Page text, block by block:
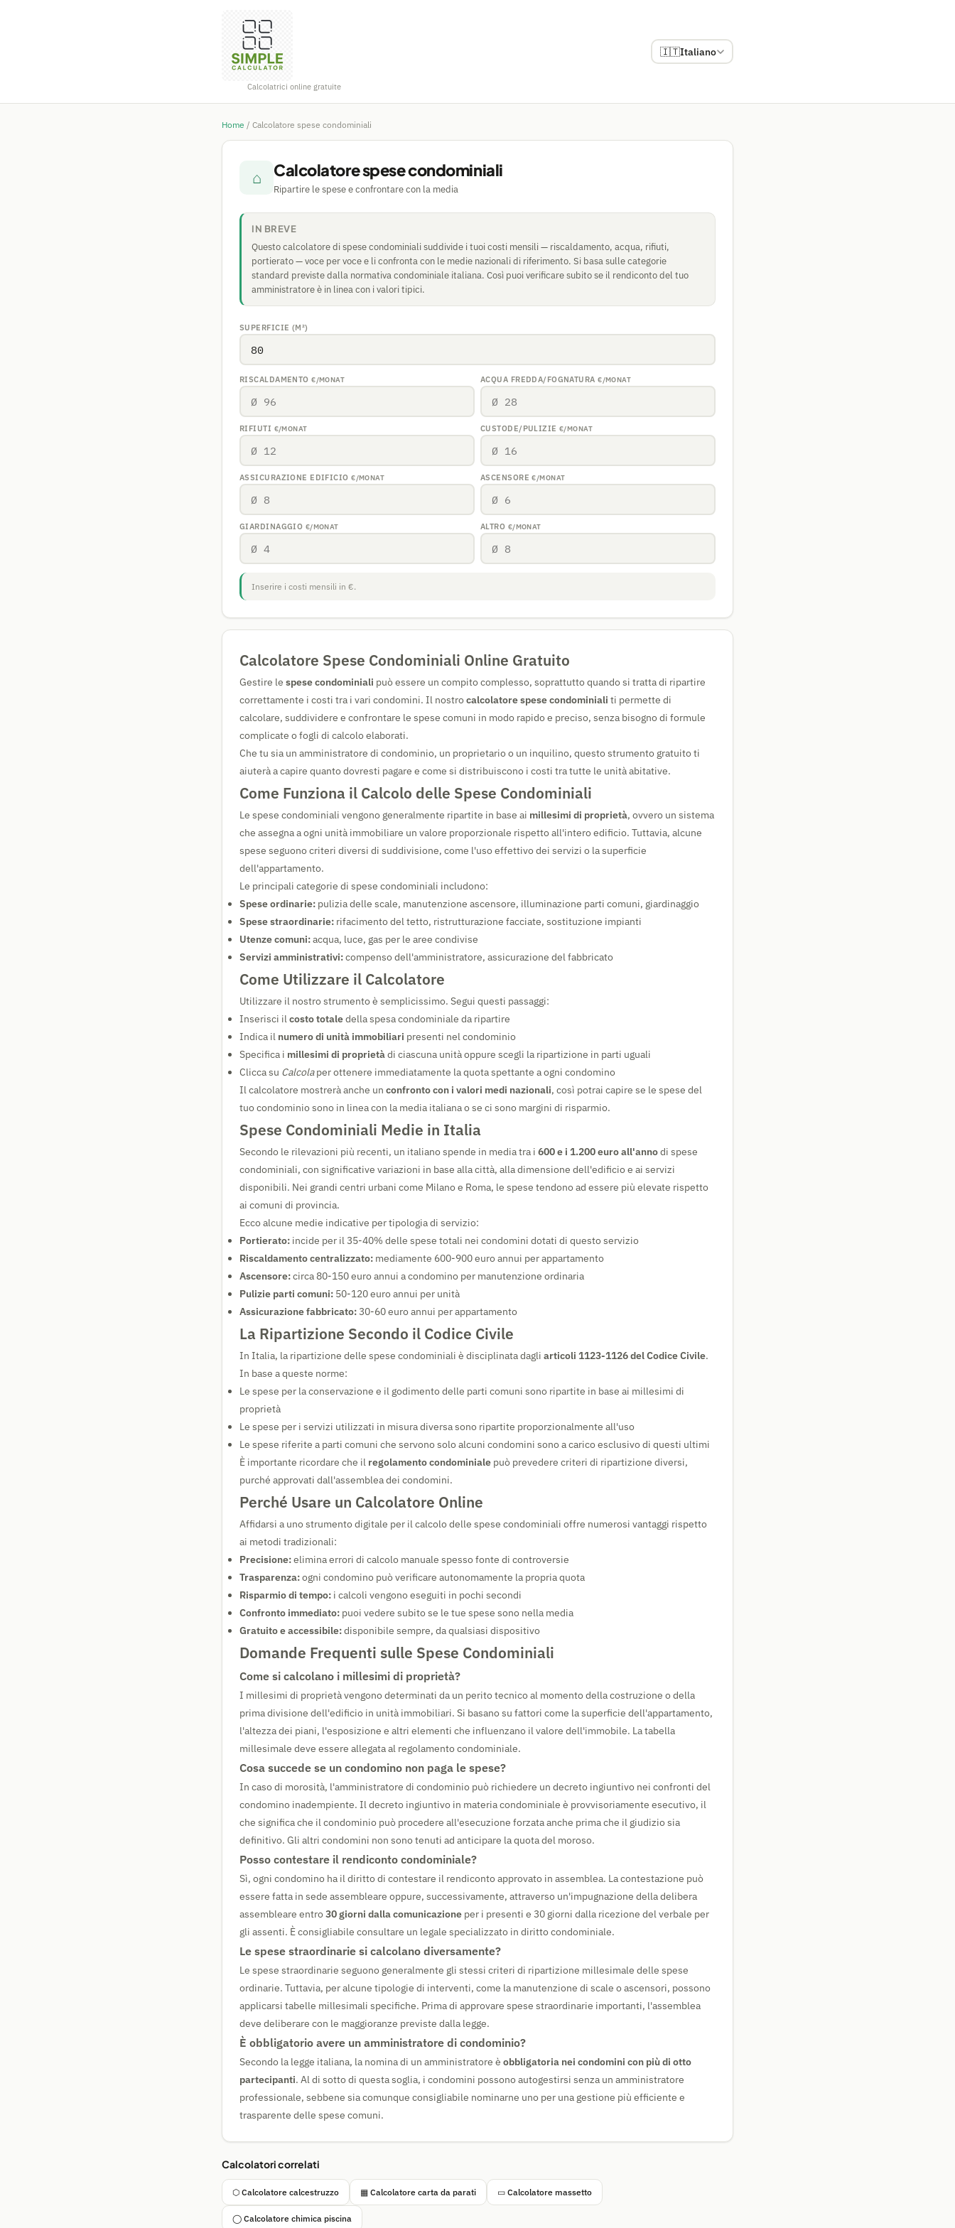
Calcolatrici online gratuite
🇮🇹Italiano
Home / Calcolatore spese condominiali
⌂ Calcolatore spese condominiali
Ripartire le spese e confrontare con la media
IN BREVE
Questo calcolatore di spese condominiali suddivide i tuoi costi mensili — riscaldamento, acqua, rifiuti,
portierato — voce per voce e li confronta con le medie nazionali di riferimento. Si basa sulle categorie
standard previste dalla normativa condominiale italiana. Così puoi verificare subito se il rendiconto del tuo
amministratore è in linea con i valori tipici.
SUPERFICIE (M²)
RISCALDAMENTO€/MONAT ACQUA FREDDA/FOGNATURA€/MONAT
RIFIUTI €/MONAT CUSTODE/PULIZIE€/MONAT
ASSICURAZIONE EDIFICIO€/MONAT ASCENSORE€/MONAT
GIARDINAGGIO €/MONAT ALTRO €/MONAT
Inserire i costi mensili in €.
Calcolatore Spese Condominiali Online Gratuito
Gestire le spese condominiali può essere un compito complesso, soprattutto quando si tratta di ripartire
correttamente i costi tra i vari condomini. Il nostrocalcolatore spese condominiali ti permette di
calcolare, suddividere e confrontare le spese comuni in modo rapido e preciso, senza bisogno di formule
complicate o fogli di calcolo elaborati.
Che tu sia un amministratore di condominio, un proprietario o un inquilino, questo strumento gratuito ti
aiuterà a capire quanto dovresti pagare e come si distribuiscono i costi tra tutte le unità abitative.
Come Funziona il Calcolo delle Spese Condominiali
Le spese condominiali vengono generalmente ripartite in base ai millesimi di proprietà, ovvero un sistema
che assegna a ogni unità immobiliare un valore proporzionale rispetto all'intero edificio. Tuttavia, alcune
spese seguono criteri diversi di suddivisione, come l'uso effettivo dei servizi o la superficie
dell'appartamento.
Le principali categorie di spese condominiali includono:
Spese ordinarie: pulizia delle scale, manutenzione ascensore, illuminazione parti comuni, giardinaggio
Spese straordinarie: rifacimento del tetto, ristrutturazione facciate, sostituzione impianti
Utenze comuni:acqua, luce, gas per le aree condivise
Servizi amministrativi:compenso dell'amministratore, assicurazione del fabbricato
Come Utilizzare il Calcolatore
Utilizzare il nostro strumento è semplicissimo. Segui questi passaggi:
Inserisci ilcosto totaledella spesa condominiale da ripartire
Indica il numero di unità immobiliari presenti nel condominio
Specifica i millesimi di proprietàdi ciascuna unità oppure scegli la ripartizione in parti uguali
Clicca su Calcolaper ottenere immediatamente la quota spettante a ogni condomino
Il calcolatore mostrerà anche un confronto con i valori medi nazionali, così potrai capire se le spese del
tuo condominio sono in linea con la media italiana o se ci sono margini di risparmio.
Spese Condominiali Medie in Italia
Secondo le rilevazioni più recenti, un italiano spende in media tra i 600 e i 1.200 euro all'annodi spese
condominiali, con significative variazioni in base alla città, alla dimensione dell'edificio e ai servizi
disponibili. Nei grandi centri urbani come Milano e Roma, le spese tendono ad essere più elevate rispetto
ai comuni di provincia.
Ecco alcune medie indicative per tipologia di servizio:
Portierato: incide per il 35-40% delle spese totali nei condomini dotati di questo servizio
Riscaldamento centralizzato: mediamente 600-900 euro annui per appartamento
Ascensore:circa 80-150 euro annui a condomino per manutenzione ordinaria
Pulizie parti comuni: 50-120 euro annui per unità
Assicurazione fabbricato:30-60 euro annui per appartamento
La Ripartizione Secondo il Codice Civile
In Italia, la ripartizione delle spese condominiali è disciplinata dagli articoli 1123-1126 del Codice Civile.
In base a queste norme:
Le spese per la conservazione e il godimento delle parti comuni sono ripartite in base ai millesimi di
proprietà
Le spese per i servizi utilizzati in misura diversa sono ripartite proporzionalmente all'uso
Le spese riferite a parti comuni che servono solo alcuni condomini sono a carico esclusivo di questi ultimi
È importante ricordare che il regolamento condominiale può prevedere criteri di ripartizione diversi,
purché approvati dall'assemblea dei condomini.
Perché Usare un Calcolatore Online
Affidarsi a uno strumento digitale per il calcolo delle spese condominiali offre numerosi vantaggi rispetto
ai metodi tradizionali:
Precisione:elimina errori di calcolo manuale spesso fonte di controversie
Trasparenza:ogni condomino può verificare autonomamente la propria quota
Risparmio di tempo: i calcoli vengono eseguiti in pochi secondi
Confronto immediato: puoi vedere subito se le tue spese sono nella media
Gratuito e accessibile:disponibile sempre, da qualsiasi dispositivo
Domande Frequenti sulle Spese Condominiali
Come si calcolano i millesimi di proprietà?
I millesimi di proprietà vengono determinati da un perito tecnico al momento della costruzione o della
prima divisione dell'edificio in unità immobiliari. Si basano su fattori come la superficie dell'appartamento,
l'altezza dei piani, l'esposizione e altri elementi che influenzano il valore dell'immobile. La tabella
millesimale deve essere allegata al regolamento condominiale.
Cosa succede se un condomino non paga le spese?
In caso di morosità, l'amministratore di condominio può richiedere un decreto ingiuntivo nei confronti del
condomino inadempiente. Il decreto ingiuntivo in materia condominiale è provvisoriamente esecutivo, il
che significa che il condominio può procedere all'esecuzione forzata anche prima che il giudizio sia
definitivo. Gli altri condomini non sono tenuti ad anticipare la quota del moroso.
Posso contestare il rendiconto condominiale?
Sì, ogni condomino ha il diritto di contestare il rendiconto approvato in assemblea. La contestazione può
essere fatta in sede assembleare oppure, successivamente, attraverso un'impugnazione della delibera
assembleare entro30 giorni dalla comunicazione per i presenti e 30 giorni dalla ricezione del verbale per
gli assenti. È consigliabile consultare un legale specializzato in diritto condominiale.
Le spese straordinarie si calcolano diversamente?
Le spese straordinarie seguono generalmente gli stessi criteri di ripartizione millesimale delle spese
ordinarie. Tuttavia, per alcune tipologie di interventi, come la manutenzione di scale o ascensori, possono
applicarsi tabelle millesimali specifiche. Prima di approvare spese straordinarie importanti, l'assemblea
deve deliberare con le maggioranze previste dalla legge.
È obbligatorio avere un amministratore di condominio?
Secondo la legge italiana, la nomina di un amministratore è obbligatoria nei condomini con più di otto
partecipanti. Al di sotto di questa soglia, i condomini possono autogestirsi senza un amministratore
professionale, sebbene sia comunque consigliabile nominarne uno per una gestione più efficiente e
trasparente delle spese comuni.
Calcolatori correlati
⬡ Calcolatore calcestruzzo ▦ Calcolatore carta da parati ▭ Calcolatore massetto
◯ Calcolatore chimica piscina